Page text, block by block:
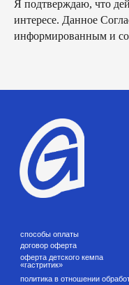
Я подтверждаю, что
интересе. Данное
информированным и